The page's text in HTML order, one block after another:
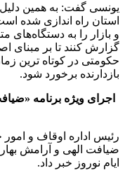
یونسی گفت: به همین
استان راه اندازی شده
گزارش کنند تا بر
حکومتی در کوتاه ترین
بازدارنده برخورد شود.
اجرای ویژه برنامه
رئیس اداره اوقاف و امور
ضیافت الهی و آرامش
ایام نوروز خبر داد.